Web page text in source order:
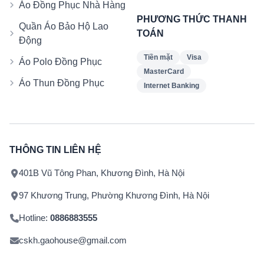
Áo Đồng Phục Nhà Hàng
Quần Áo Bảo Hộ Lao
Động
Áo Polo Đồng Phục
Áo Thun Đồng Phục
PHƯƠNG THỨC THANH
TOÁN
Tiền mặt
Visa
MasterCard
Internet Banking
THÔNG TIN LIÊN HỆ
401B Vũ Tông Phan, Khương Đình, Hà Nội
97 Khương Trung, Phường Khương Đình, Hà Nội
Hotline: 0886883555
cskh.gaohouse@gmail.com